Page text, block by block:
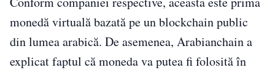
monedă virtuală bazată pe un blockchain public
din lumea arabică. De asemenea, Arabianchain a
explicat faptul că moneda va putea fi folosită în